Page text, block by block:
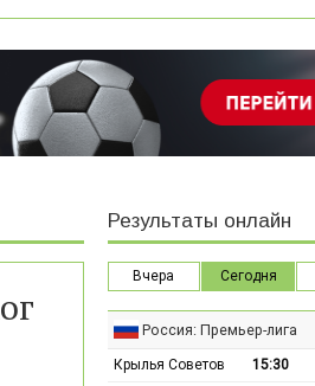
Результаты онлайн
Вчера Сегодня
Россия: Премьер-лига
Крылья Советов 15:30